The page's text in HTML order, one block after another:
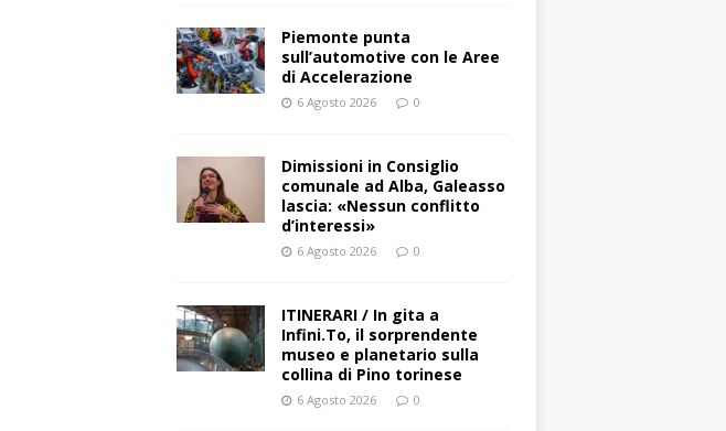
Piemonte punta
sull’automotive con le Aree
di Accelerazione
6 Agosto 2026 0
Dimissioni in Consiglio
comunale ad Alba, Galeasso
lascia: «Nessun conflitto
d’interessi»
6 Agosto 2026 0
ITINERARI / In gita a
Infini.To, il sorprendente
museo e planetario sulla
collina di Pino torinese
6 Agosto 2026 0